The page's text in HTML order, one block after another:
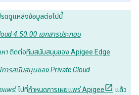
รดดูแหล่งข้อมูลต่อไปนี้
4.50.00 เอกสารประกอบ
าติดต่อทีมสนับสนุนของ Apigee Edge
การสนับสนุนของ Private Cloud
แพร่: ไปที่กำหนดการเผยแพร่ Apigee
แล้ว